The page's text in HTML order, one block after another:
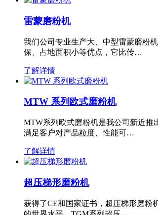
雷蒙磨粉机
我们公司专业生产大、中型雷蒙磨粉
保、占地面积小等优点，它比传…
了解详情
MTW 系列欧式磨粉机
MTW系列欧式磨粉机是我公司新近
满足客户对产品粒度、性能可…
了解详情
超压梯形磨粉机
获得了CE和国家证书，超压梯形磨粉